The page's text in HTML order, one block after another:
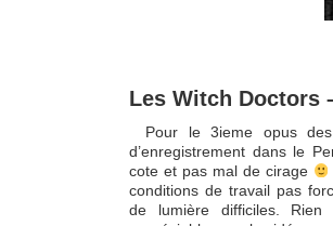
Les Witch Doctors
Pour le 3ieme opus
d’enregistrement dans le
cote et pas mal de cirage
conditions de travail pas
de lumière difficiles.